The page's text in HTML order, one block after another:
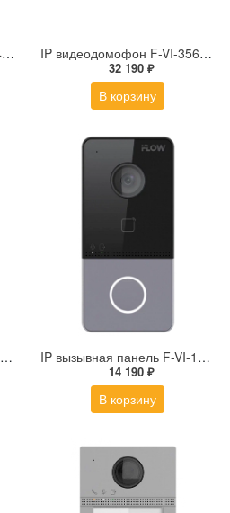
IP видеодомофон F-VI-3545ISWE1 IP видеодомофон F-VI-3562IPWE1
32 190 ₽
В корзину
IP вызывная панель F-VI-1400IPCE1 IP вызывная панель F-VI-1401IPMCE1
14 190 ₽
В корзину